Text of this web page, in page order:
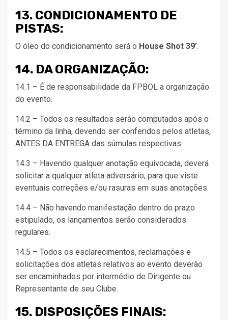
13. CONDICIONAMENTO DE
PISTAS:
O óleo do condicionamento será o House Shot 39’.
14. DA ORGANIZAÇÃO:
14.1 – É de responsabilidade da FPBOL a organização
do evento.
14.2 – Todos os resultados serão computados após o
término da linha, devendo ser conferidos pelos atletas,
ANTES DA ENTREGA das súmulas respectivas.
14.3 – Havendo qualquer anotação equivocada, deverá
solicitar a qualquer atleta adversário, para que viste
eventuais correções e/ou rasuras em suas anotações.
14.4 – Não havendo manifestação dentro do prazo
estipulado, os lançamentos serão considerados
regulares.
14.5 – Todos os esclarecimentos, reclamações e
solicitações dos atletas relativos ao evento deverão
ser encaminhados por intermédio de Dirigente ou
Representante de seu Clube.
15. DISPOSIÇÕES FINAIS: